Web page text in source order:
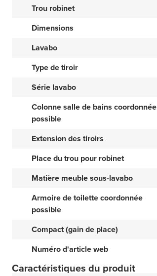
Trou robinet
Dimensions
Lavabo
Type de tiroir
Série lavabo
Colonne salle de bains coordonnée
possible
Extension des tiroirs
Place du trou pour robinet
Matière meuble sous-lavabo
Armoire de toilette coordonnée
possible
Compact (gain de place)
Numéro d'article web
Caractéristiques du produit